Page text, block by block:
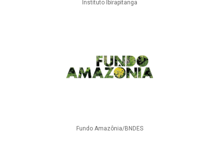
Instituto Ibirapitanga
Fundo Amazônia/BNDES